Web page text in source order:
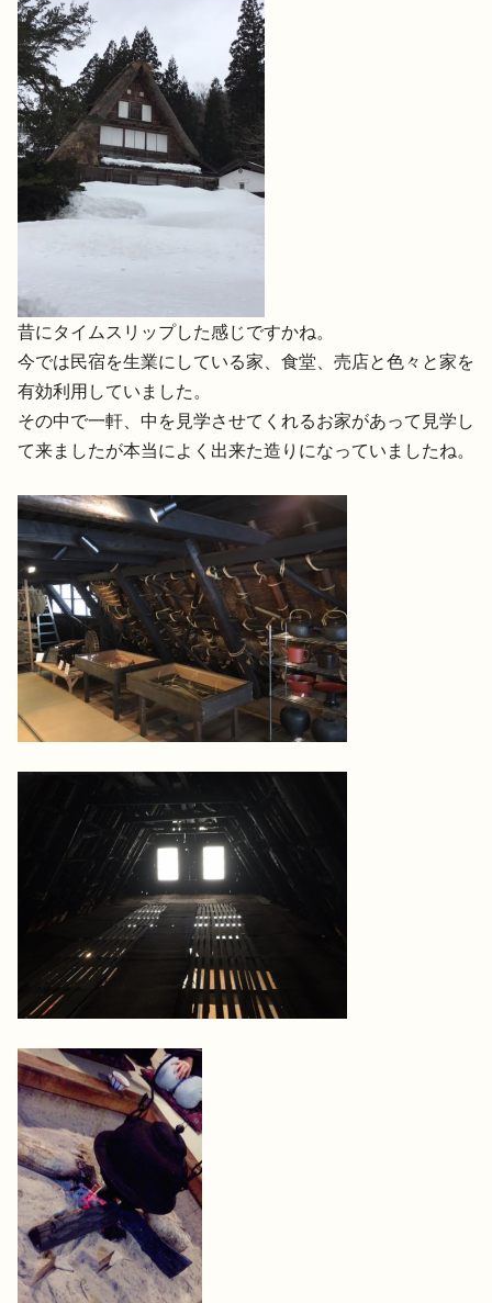
昔にタイムスリップした感じですかね。
今では民宿を生業にしている家、食堂、売店と色々と家を
有効利用していました。
その中で一軒、中を見学させてくれるお家があって見学し
て来ましたが本当によく出来た造りになっていましたね。